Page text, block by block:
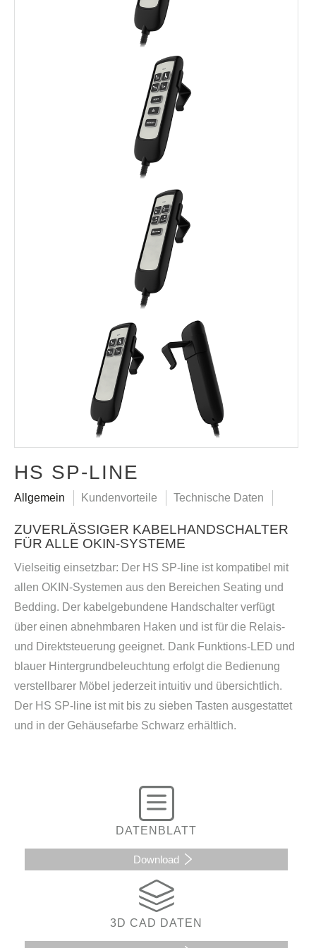
HS SP-LINE
Allgemein Kundenvorteile Technische Daten
ZUVERLÄSSIGER KABELHANDSCHALTER
FÜR ALLE OKIN-SYSTEME
Vielseitig einsetzbar: Der HS SP-line ist kompatibel mit
allen OKIN-Systemen aus den Bereichen Seating und
Bedding. Der kabelgebundene Handschalter verfügt
über einen abnehmbaren Haken und ist für die Relais-
und Direktsteuerung geeignet. Dank Funktions-LED und
blauer Hintergrundbeleuchtung erfolgt die Bedienung
verstellbarer Möbel jederzeit intuitiv und übersichtlich.
Der HS SP-line ist mit bis zu sieben Tasten ausgestattet
und in der Gehäusefarbe Schwarz erhältlich.
DATENBLATT
Download
3D CAD DATEN